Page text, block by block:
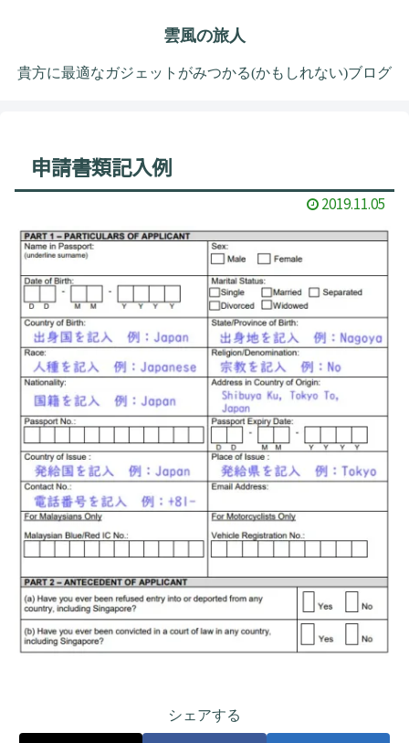
雲風の旅人
貴方に最適なガジェットがみつかる(かもしれない)ブログ
申請書類記入例
2019.11.05
シェアする